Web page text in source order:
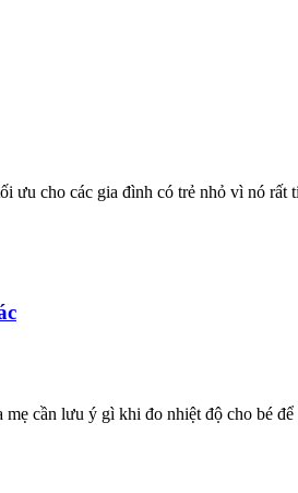
ưu cho các gia đình có trẻ nhỏ vì nó rất
cần lưu ý gì khi đo nhiệt độ cho bé để